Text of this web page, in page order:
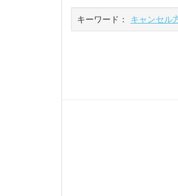
キーワード： キャンセル